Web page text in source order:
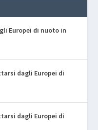
Europei di nuoto in
dagli Europei di
dagli Europei di